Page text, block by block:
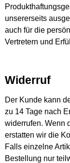
unsererseits
auch für die
Vertretern und
Widerruf
Der Kunde kann
zu 14 Tage nach
widerrufen. Wenn
erstatten wir die
Falls einzelne
Bestellung nur